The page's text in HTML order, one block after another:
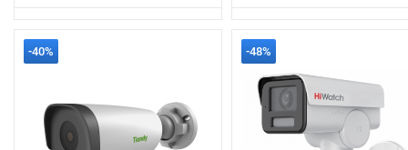
-40% -48%